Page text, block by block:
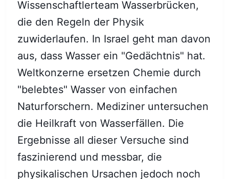
Wissenschaftlerteam Wasserbrücken,
die den Regeln der Physik
zuwiderlaufen. In Israel geht man davon
aus, dass Wasser ein "Gedächtnis" hat.
Weltkonzerne ersetzen Chemie durch
"belebtes" Wasser von einfachen
Naturforschern. Mediziner untersuchen
die Heilkraft von Wasserfällen. Die
Ergebnisse all dieser Versuche sind
faszinierend und messbar, die
physikalischen Ursachen jedoch noch